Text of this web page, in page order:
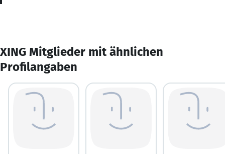
XING Mitglieder mit ähnlichen
Profilangaben